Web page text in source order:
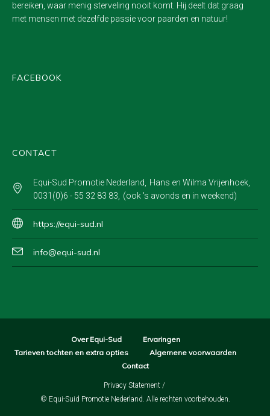
bereiken, waar menig sterveling nooit komt. Hij deelt dat graag
met mensen met dezelfde passie voor paarden en natuur!
FACEBOOK
CONTACT
Equi-Sud Promotie Nederland
Hans en Wilma Vrijenhoek
0031(0)6 - 55 32 83 83
(ook 's avonds en in weekend)
https://equi-sud.nl
info@equi-sud.nl
Over Equi-Sud
Ervaringen
Tarieven tochten en extra opties
Algemene voorwaarden
Contact
Privacy Statement /
© Equi-Suid Promotie Nederland. Alle rechten voorbehouden.